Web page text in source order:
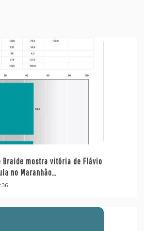
Braide mostra vitória de Flávio
no Maranhão…